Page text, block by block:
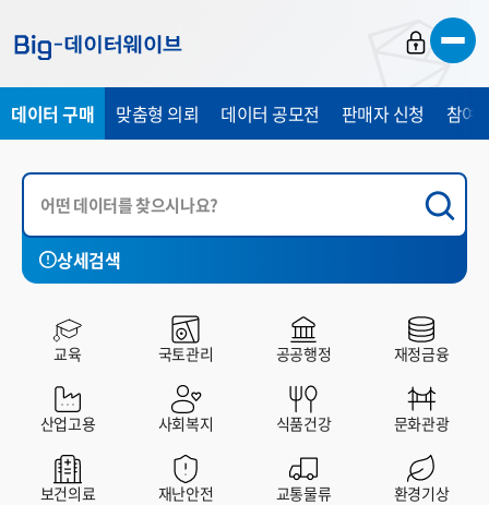
가
가
가
데이터 구매 맞춤형 의뢰 데이터 공모전 판매자 신청 참여
상세검색
국토관리 공공행정 사회복지
전체 유료 무료
교육 국토관리 공공행정 재정금융
산업고용 사회복지 식품건강 문화관광
보건의료 재난안전 교통물류 환경기상